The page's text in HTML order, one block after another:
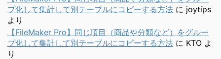
プ化して集計して別テーブルにコピーする方法 に joytips
より
【FileMaker Pro】同じ項目（商品や分類など）をグルー
プ化して集計して別テーブルにコピーする方法 に KTO よ
り